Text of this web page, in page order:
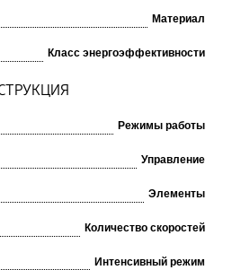
Материал
Класс энергоэффективности
Режимы работы
Управление
Элементы
Количество скоростей
Интенсивный режим